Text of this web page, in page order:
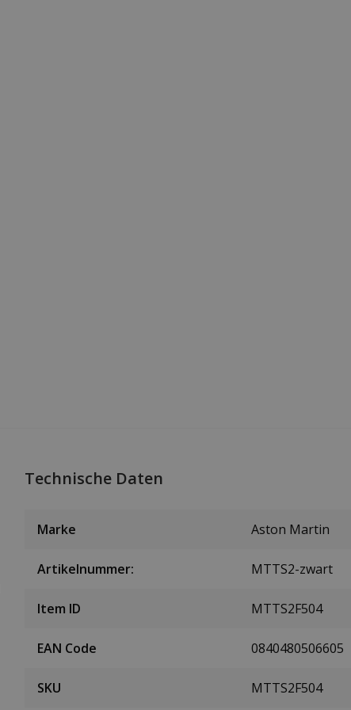
Technische Daten
Marke Aston Martin
Artikelnummer: MTTS2-zwart
Item ID MTTS2F504
EAN Code 0840480506605
SKU MTTS2F504